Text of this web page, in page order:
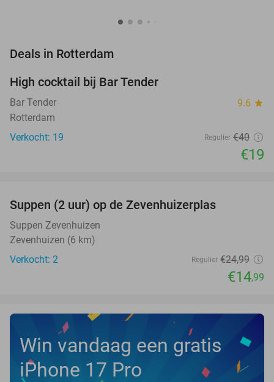
Deals in Rotterdam
High cocktail bij Bar Tender
Bar Tender 9.6 star
Rotterdam
Verkocht: 19
Regulier €40
€19
NEW
TODAY
Suppen (2 uur) op de Zevenhuizerplas
Suppen Zevenhuizen
Zevenhuizen (6 km)
Verkocht: 2
Regulier €24,99
€14,99
Win vandaag een gratis
iPhone 17 Pro